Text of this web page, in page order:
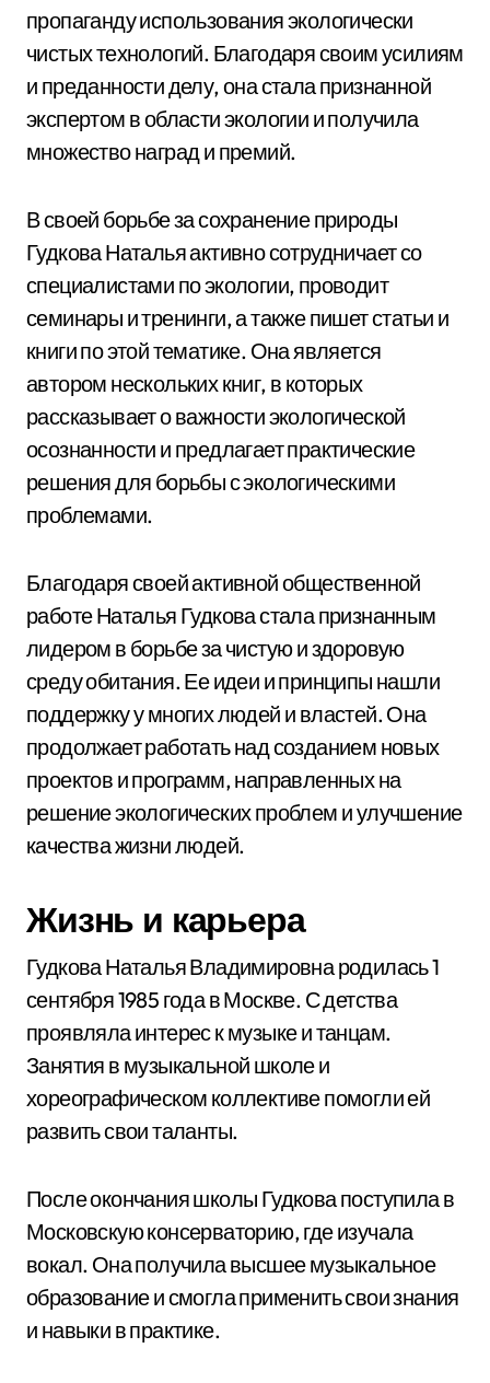
пропаганду использования экологически
чистых технологий. Благодаря своим усилиям
и преданности делу, она стала признанной
экспертом в области экологии и получила
множество наград и премий.
В своей борьбе за сохранение природы
Гудкова Наталья активно сотрудничает со
специалистами по экологии, проводит
семинары и тренинги, а также пишет статьи и
книги по этой тематике. Она является
автором нескольких книг, в которых
рассказывает о важности экологической
осознанности и предлагает практические
решения для борьбы с экологическими
проблемами.
Благодаря своей активной общественной
работе Наталья Гудкова стала признанным
лидером в борьбе за чистую и здоровую
среду обитания. Ее идеи и принципы нашли
поддержку у многих людей и властей. Она
продолжает работать над созданием новых
проектов и программ, направленных на
решение экологических проблем и улучшение
качества жизни людей.
Жизнь и карьера
Гудкова Наталья Владимировна родилась 1
сентября 1985 года в Москве. С детства
проявляла интерес к музыке и танцам.
Занятия в музыкальной школе и
хореографическом коллективе помогли ей
развить свои таланты.
После окончания школы Гудкова поступила в
Московскую консерваторию, где изучала
вокал. Она получила высшее музыкальное
образование и смогла применить свои знания
и навыки в практике.